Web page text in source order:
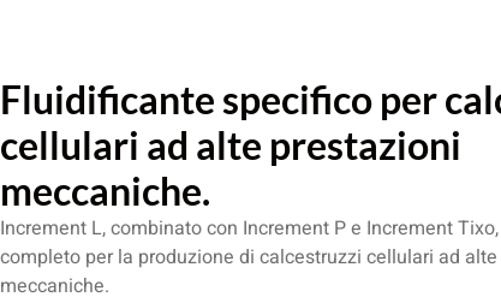
Fluidificante specifico per
cellulari ad alte prestazioni
meccaniche.
Increment L, combinato con Increment P e Increment
completo per la produzione di calcestruzzi cellulari ad
meccaniche.